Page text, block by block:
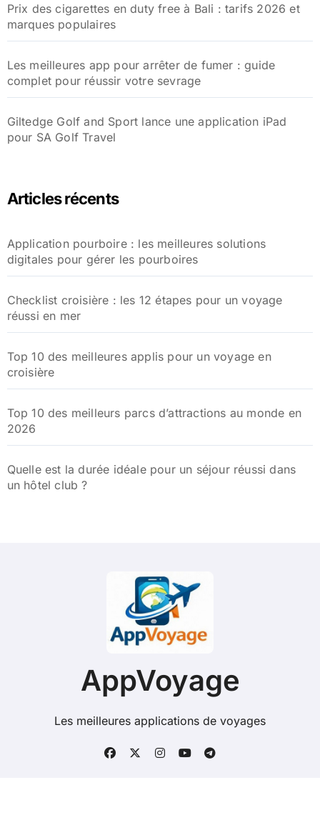
Prix des cigarettes en duty free à Bali : tarifs 2026 et
marques populaires
Les meilleures app pour arrêter de fumer : guide
complet pour réussir votre sevrage
Giltedge Golf and Sport lance une application iPad
pour SA Golf Travel
Articles récents
Application pourboire : les meilleures solutions
digitales pour gérer les pourboires
Checklist croisière : les 12 étapes pour un voyage
réussi en mer
Top 10 des meilleures applis pour un voyage en
croisière
Top 10 des meilleurs parcs d’attractions au monde en
2026
Quelle est la durée idéale pour un séjour réussi dans
un hôtel club ?
AppVoyage
Les meilleures applications de voyages